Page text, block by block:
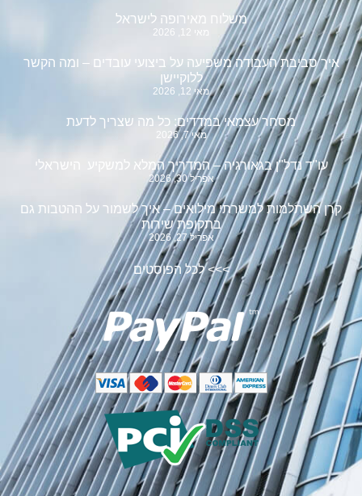
משלוח מאירופה לישראל
מאי 12, 2026
איך סביבת העבודה משפיעה על ביצועי עובדים – ומה הקשר
ללוקיישן
מאי 12, 2026
מסחר עצמאי במדדים: כל מה שצריך לדעת
מאי 7, 2026
עו"ד נדל"ן בגאורגיה – המדריך המלא למשקיע הישראלי
אפריל 30, 2026
קרן השתלמות למשרתי מילואים – איך לשמור על ההטבות גם
בתקופת שירות
אפריל 27, 2026
>>>לכל הפוסטים